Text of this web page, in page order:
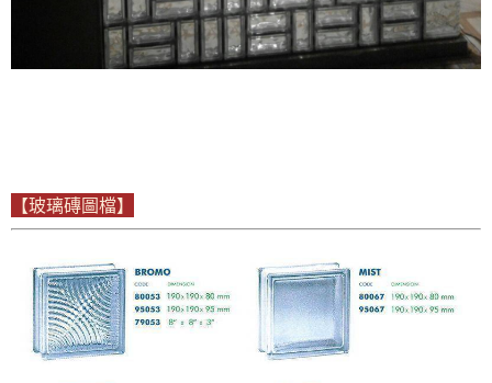
【玻璃磚圖檔】